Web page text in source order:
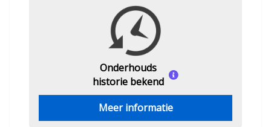
Onderhouds
historie bekend
Meer informatie